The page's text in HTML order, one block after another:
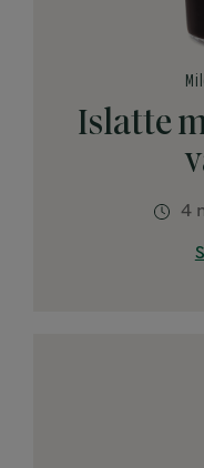
Islatte
4